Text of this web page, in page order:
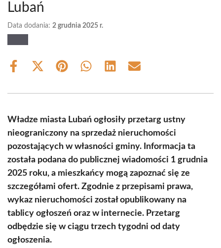
Lubań
Data dodania: 2 grudnia 2025 r.
Share
Share
(Twitter)
Share Share Share Share
Władze miasta Lubań ogłosiły przetarg ustny
nieograniczony na sprzedaż nieruchomości
pozostających w własności gminy. Informacja ta
została podana do publicznej wiadomości 1 grudnia
2025 roku, a mieszkańcy mogą zapoznać się ze
szczegółami ofert. Zgodnie z przepisami prawa,
wykaz nieruchomości został opublikowany na
tablicy ogłoszeń oraz w internecie. Przetarg
odbędzie się w ciągu trzech tygodni od daty
ogłoszenia.